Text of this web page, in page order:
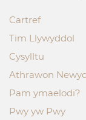
Cartref
Tim Llywyddol
Cysylltu
Athrawon
Pam ymaelodi?
Pwy yw Pwy